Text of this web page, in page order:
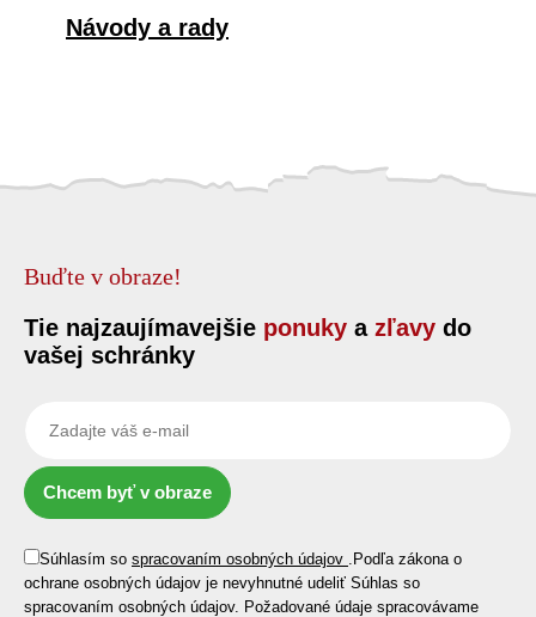
Návody a rady
Buďte v obraze!
Tie najzaujímavejšie ponuky a zľavy do
vašej schránky
Chcem byť v obraze
Súhlasím so spracovaním osobných údajov . Podľa zákona o
ochrane osobných údajov je nevyhnutné udeliť Súhlas so
spracovaním osobných údajov. Požadované údaje spracovávame